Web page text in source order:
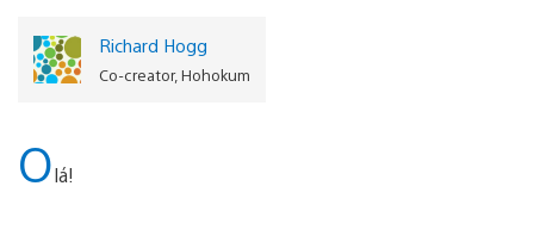
Richard Hogg
Co-creator, Hohokum
Olá!